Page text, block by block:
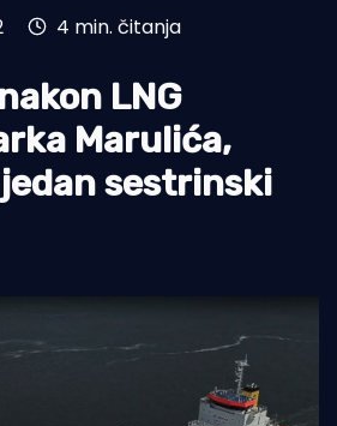
4 min. čitanja
LNG
Marulića,
sestrinski